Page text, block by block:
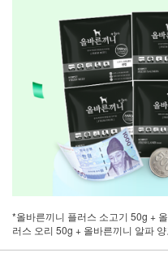
*올바른끼니 플러스 소고기 50g +
러스 오리 50g + 올바른끼니 알파